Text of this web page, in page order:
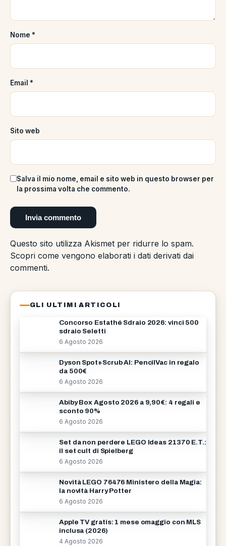
Nome *
Email *
Sito web
Salva il mio nome, email e sito web in questo browser per
la prossima volta che commento.
Questo sito utilizza Akismet per ridurre lo spam.
Scopri come vengono elaborati i dati derivati dai
commenti.
GLI ULTIMI ARTICOLI
Concorso Estathé Sdraio 2026: vinci 500
sdraio Seletti
6 Agosto 2026
Dyson Spot+Scrub AI: PencilVac in regalo
da 500€
6 Agosto 2026
Abiby Box Agosto 2026 a 9,90€: 4 regali e
sconto 90%
6 Agosto 2026
Set da non perdere LEGO Ideas 21370 E.T.:
il set cult di Spielberg
6 Agosto 2026
Novità LEGO 76476 Ministero della Magia:
la novità Harry Potter
6 Agosto 2026
Apple TV gratis: 1 mese omaggio con MLS
inclusa (2026)
4 Agosto 2026